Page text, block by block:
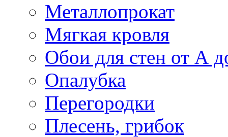
Металлопрокат
Мягкая кровля
Обои для стен от А
Опалубка
Перегородки
Плесень, грибок